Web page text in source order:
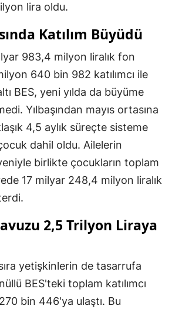
lira oldu.
Katılım Büyüdü
983,4 milyon liralık fon
640 bin 982 katılımcı ile
BES, yeni yılda da büyüme
Yılbaşından mayıs ortasına
4,5 aylık süreçte sisteme
dahil oldu. Ailelerin
birlikte çocukların toplam
17 milyar 248,4 milyon liralık
2,5 Trilyon Liraya
yetişkinlerin de tasarrufa
BES'teki toplam katılımcı
bin 446'ya ulaştı. Bu